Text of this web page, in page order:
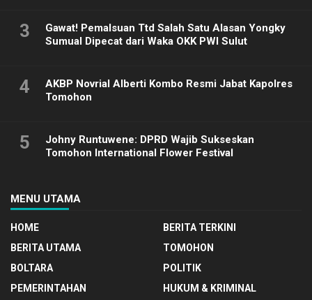
3
Gawat! Pemalsuan Ttd Salah Satu Alasan Yongky
Sumual Dipecat dari Waka OKK PWI Sulut
4
AKBP Novrial Alberti Kombo Resmi Jabat Kapolres
Tomohon
5
Johny Runtuwene: DPRD Wajib Sukseskan
Tomohon International Flower Festival
MENU UTAMA
HOME
BERITA TERKINI
BERITA UTAMA
TOMOHON
BOLTARA
POLITIK
PEMERINTAHAN
HUKUM & KRIMINAL